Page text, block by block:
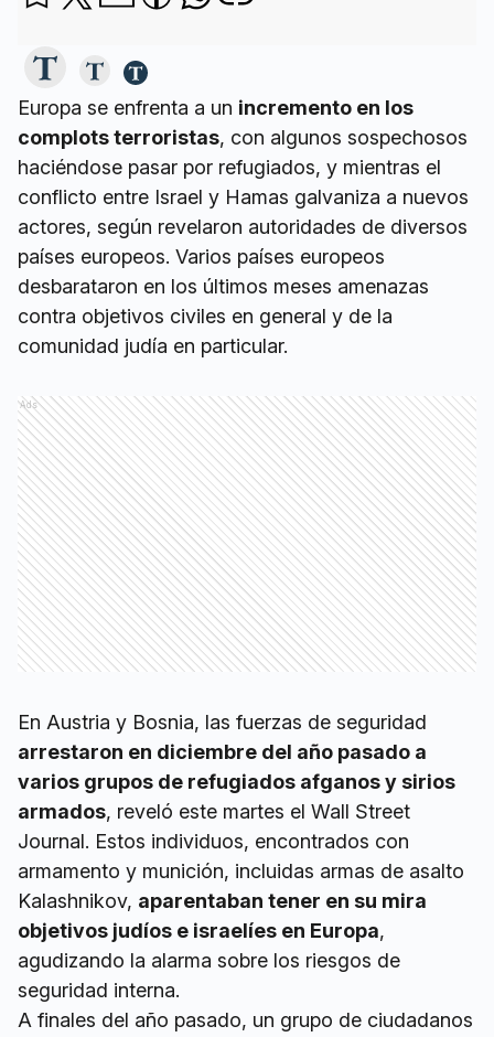
Europa se enfrenta a un incremento en los
complots terroristas, con algunos sospechosos
haciéndose pasar por refugiados, y mientras el
conflicto entre Israel y Hamas galvaniza a nuevos
actores, según revelaron autoridades de diversos
países europeos. Varios países europeos
desbarataron en los últimos meses amenazas
contra objetivos civiles en general y de la
comunidad judía en particular.
Ads
En Austria y Bosnia, las fuerzas de seguridad
arrestaron en diciembre del año pasado a
varios grupos de refugiados afganos y sirios
armados, reveló este martes el Wall Street
Journal. Estos individuos, encontrados con
armamento y munición, incluidas armas de asalto
Kalashnikov, aparentaban tener en su mira
objetivos judíos e israelíes en Europa,
agudizando la alarma sobre los riesgos de
seguridad interna.
A finales del año pasado, un grupo de ciudadanos